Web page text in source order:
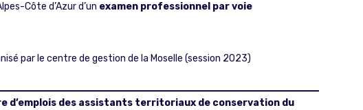
Côte d’Azur d’un examen professionnel par voie
par le centre de gestion de la Moselle (session 2023)
d’emplois des assistants territoriaux de conservation du